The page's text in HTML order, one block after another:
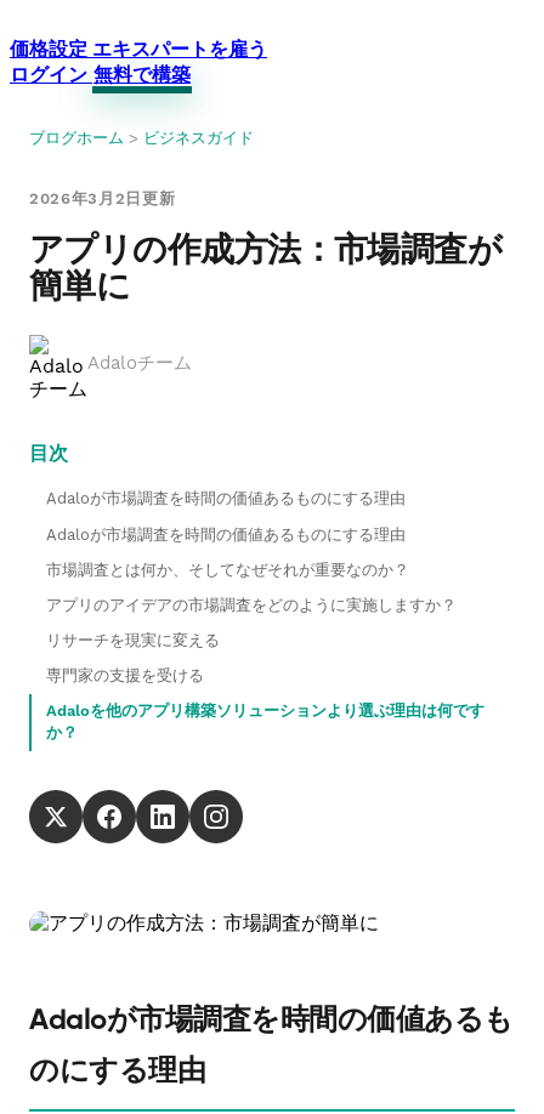
価格設定 エキスパートを雇う
ログイン 無料で構築
ブログホーム > ビジネスガイド
2026年3月2日更新
アプリの作成方法：市場調査が
簡単に
Adaloチーム
目次
Adaloが市場調査を時間の価値あるものにする理由
Adaloが市場調査を時間の価値あるものにする理由
市場調査とは何か、そしてなぜそれが重要なのか？
アプリのアイデアの市場調査をどのように実施しますか？
リサーチを現実に変える
専門家の支援を受ける
Adaloを他のアプリ構築ソリューションより選ぶ理由は何です
か？
Adaloが市場調査を時間の価値あるも
のにする理由